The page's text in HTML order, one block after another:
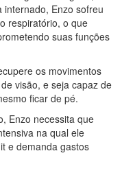
Enzo sofreu
respiratório, o que
suas funções
os movimentos
visão, e seja capaz de
ficar de pé.
Enzo necessita que
na qual ele
e demanda gastos